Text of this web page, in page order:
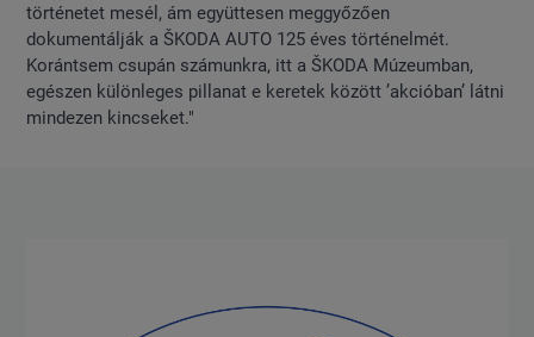
történetet mesél, ám együttesen meggyőzően
dokumentálják a ŠKODA AUTO 125 éves történelmét.
Korántsem csupán számunkra, itt a ŠKODA Múzeumban,
egészen különleges pillanat e keretek között ’akcióban’ látni
mindezen kincseket."